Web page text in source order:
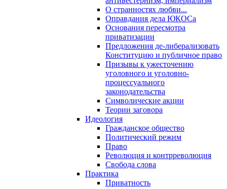
О странностях любви...
Оправдания дела ЮКОСа
Основания пересмотра
приватизации
Предложения де-либерализовать
Конституцию и публичное право
Призывы к ужесточению
уголовного и уголовно-
процессуального
законодательства
Символические акции
Теории заговора
Идеология
Гражданское общество
Политический режим
Право
Революция и контрреволюция
Свобода слова
Практика
Приватность